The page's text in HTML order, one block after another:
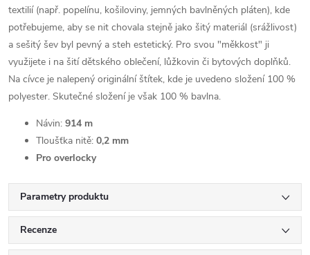
textilií (např. popelínu, košiloviny, jemných bavlněných pláten), kde
potřebujeme, aby se nit chovala stejně jako šitý materiál (srážlivost)
a sešitý šev byl pevný a steh estetický. Pro svou "měkkost" ji
využijete i na šití dětského oblečení, lůžkovin či bytových doplňků.
Na cívce je nalepený originální štítek, kde je uvedeno složení 100 %
polyester. Skutečné složení je však 100 % bavlna.
Návin: 914 m
Tloušťka nitě: 0,2 mm
Pro overlocky
Parametry produktu
Recenze